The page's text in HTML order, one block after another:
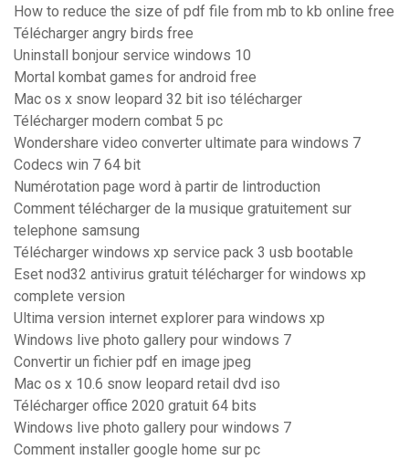
How to reduce the size of pdf file from mb to kb online free
Télécharger angry birds free
Uninstall bonjour service windows 10
Mortal kombat games for android free
Mac os x snow leopard 32 bit iso télécharger
Télécharger modern combat 5 pc
Wondershare video converter ultimate para windows 7
Codecs win 7 64 bit
Numérotation page word à partir de lintroduction
Comment télécharger de la musique gratuitement sur
telephone samsung
Télécharger windows xp service pack 3 usb bootable
Eset nod32 antivirus gratuit télécharger for windows xp
complete version
Ultima version internet explorer para windows xp
Windows live photo gallery pour windows 7
Convertir un fichier pdf en image jpeg
Mac os x 10.6 snow leopard retail dvd iso
Télécharger office 2020 gratuit 64 bits
Windows live photo gallery pour windows 7
Comment installer google home sur pc